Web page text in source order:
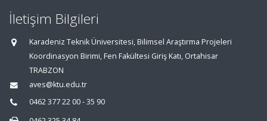
İletişim Bilgileri
Karadeniz Teknik Üniversitesi, Bilimsel Araştırma Projeleri
Koordinasyon Birimi, Fen Fakültesi Giriş Katı, Ortahisar
TRABZON
aves@ktu.edu.tr
0462 377 22 00 - 35 90